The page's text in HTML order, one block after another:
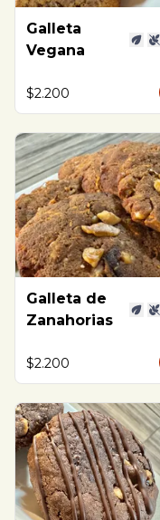
Galleta
Vegana
$2.200
Galleta de
Zanahorias
$2.200